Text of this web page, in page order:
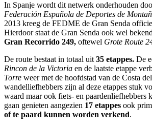
In Spanje wordt dit netwerk onderhouden
Federación Española de Deportes de
2013 kreeg de FEDME de Gran Senda
Hierdoor staat de Gran Senda ook wel
Gran Recorrido 249, oftewel Grote Route
De route bestaat in totaal uit35 etappes. De
Rincon de la Victoria en de laatste etappe
Torre weer met de hoofdstad van de Costa
wandelliefhebbers zijn al deze etappes stuk
waard maar ook fiets- en paardenliefhebbers
gaan genieten aangezien 17 etappes ook
of te paard kunnen worden verkend.